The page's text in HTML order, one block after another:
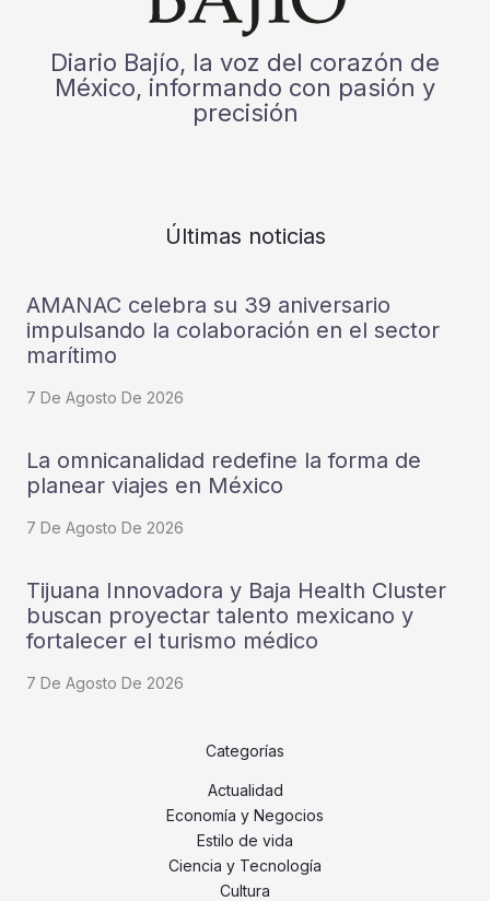
Diario Bajío, la voz del corazón de
México, informando con pasión y
precisión
Últimas noticias
AMANAC celebra su 39 aniversario
impulsando la colaboración en el sector
marítimo
7 De Agosto De 2026
La omnicanalidad redefine la forma de
planear viajes en México
7 De Agosto De 2026
Tijuana Innovadora y Baja Health Cluster
buscan proyectar talento mexicano y
fortalecer el turismo médico
7 De Agosto De 2026
Categorías
Actualidad
Economía y Negocios
Estilo de vida
Ciencia y Tecnología
Cultura